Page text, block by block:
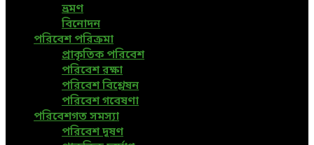
ভ্রমণ
বিনোদন
পরিবেশ পরিক্রমা
প্রাকৃতিক পরিবেশ
পরিবেশ রক্ষা
পরিবেশ বিশ্লেষন
পরিবেশ গবেষণা
পরিবেশগত সমস্যা
পরিবেশ দূষণ